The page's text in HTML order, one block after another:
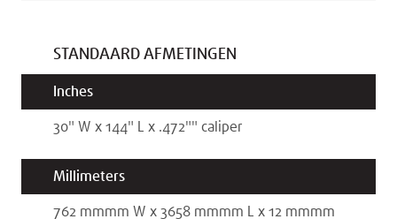
STANDAARD AFMETINGEN
Inches
30" W x 144" L x .472"" caliper
Millimeters
762 mmmm W x 3658 mmmm L x 12 mmmm